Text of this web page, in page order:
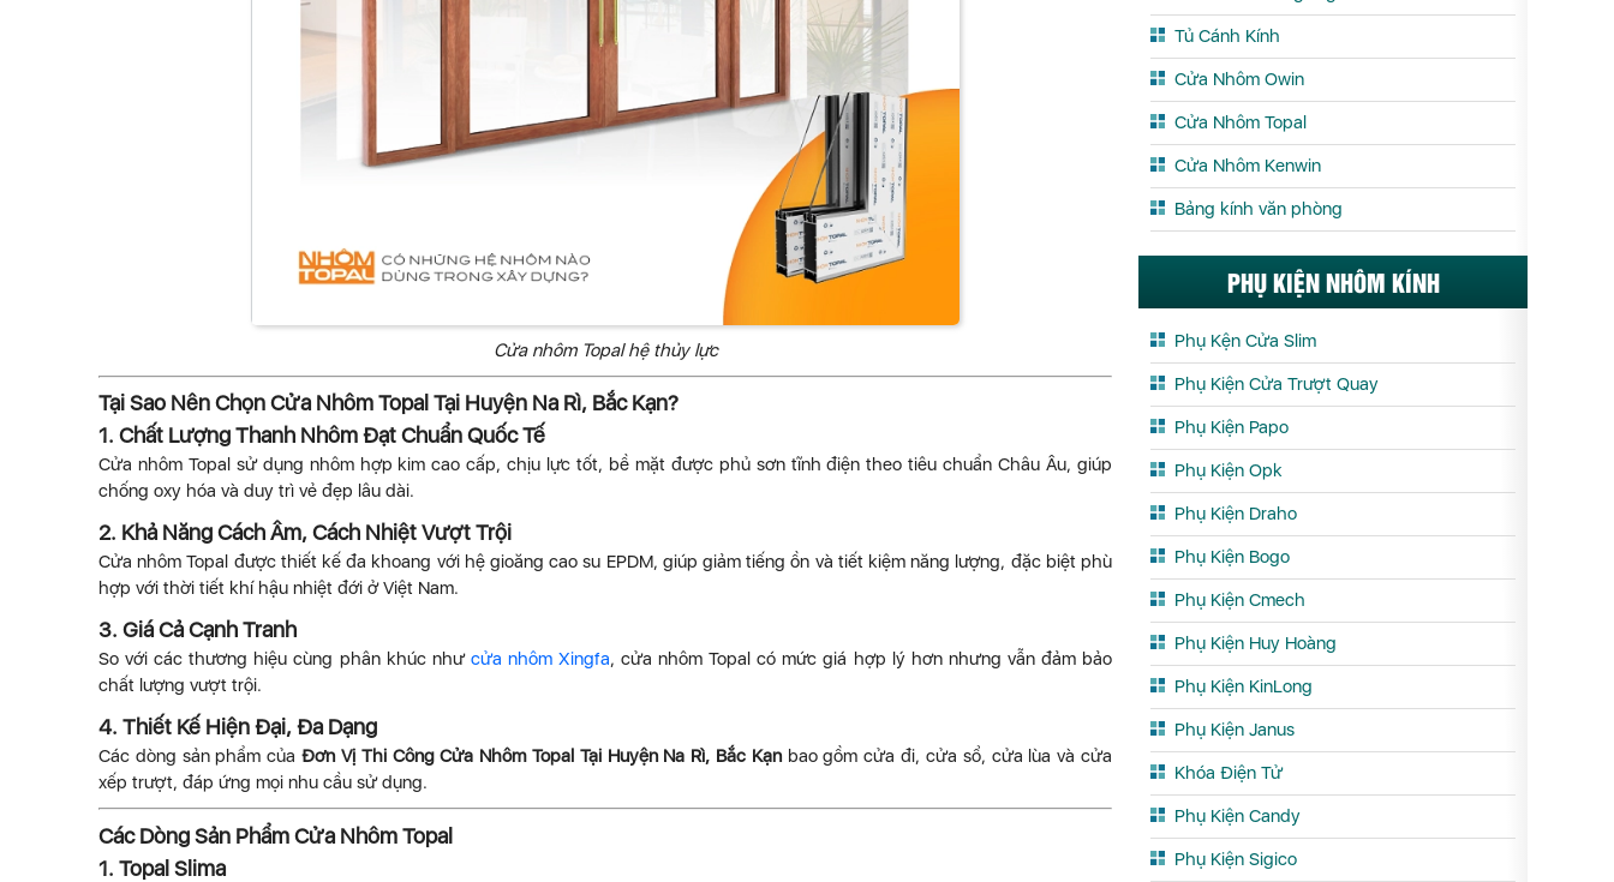
Cửa nhôm Topal hệ thủy lực
Tại Sao Nên Chọn Cửa Nhôm Topal Tại Huyện Na Rì, Bắc Kạn?
1. Chất Lượng Thanh Nhôm Đạt Chuẩn Quốc Tế
Cửa nhôm Topal sử dụng nhôm hợp kim cao cấp, chịu lực tốt, bề mặt được phủ sơn tĩnh điện theo tiêu chuẩn Châu Âu, giúp
chống oxy hóa và duy trì vẻ đẹp lâu dài.
2. Khả Năng Cách Âm, Cách Nhiệt Vượt Trội
Cửa nhôm Topal được thiết kế đa khoang với hệ gioăng cao su EPDM, giúp giảm tiếng ồn và tiết kiệm năng lượng, đặc biệt phù
hợp với thời tiết khí hậu nhiệt đới ở Việt Nam.
3. Giá Cả Cạnh Tranh
So với các thương hiệu cùng phân khúc như cửa nhôm Xingfa, cửa nhôm Topal có mức giá hợp lý hơn nhưng vẫn đảm bảo
chất lượng vượt trội.
4. Thiết Kế Hiện Đại, Đa Dạng
Các dòng sản phẩm củaĐơn Vị Thi Công Cửa Nhôm Topal Tại Huyện Na Rì, Bắc Kạnbao gồm cửa đi, cửa sổ, cửa lùa và cửa
xếp trượt, đáp ứng mọi nhu cầu sử dụng.
Các Dòng Sản Phẩm Cửa Nhôm Topal
1. Topal Slima
Tủ Cánh Kính
Cửa Nhôm Owin
Cửa Nhôm Topal
Cửa Nhôm Kenwin
Bảng kính văn phòng
PHỤ KIỆN NHÔM KÍNH
Phụ Kện Cửa Slim
Phụ Kiện Cửa Trượt Quay
Phụ Kiện Papo
Phụ Kiện Opk
Phụ Kiện Draho
Phụ Kiện Bogo
Phụ Kiện Cmech
Phụ Kiện Huy Hoàng
Phụ Kiện KinLong
Phụ Kiện Janus
Khóa Điện Tử
Phụ Kiện Candy
Phụ Kiện Sigico